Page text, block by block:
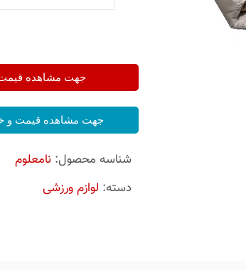
جهت مشاهده قیمت
جهت مشاهده قیمت و
شناسه محصول: نامعلوم
دسته: لوازم ورزشی